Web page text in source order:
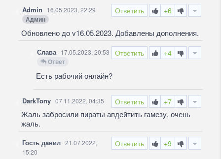
Ответить +6
Admin 16.05.2023, 22:29
Админ
Обновлено до v16.05.2023. Добавлены дополнения.
Ответить +4
Слава 17.05.2023, 20:53
Ответ
Есть рабочий онлайн?
Ответить +7
DarkTony 07.11.2022, 04:35
Жаль забросили пираты апдейтить гамезу, очень
жаль.
Ответить +9
Гость данил 21.07.2022,
15:20